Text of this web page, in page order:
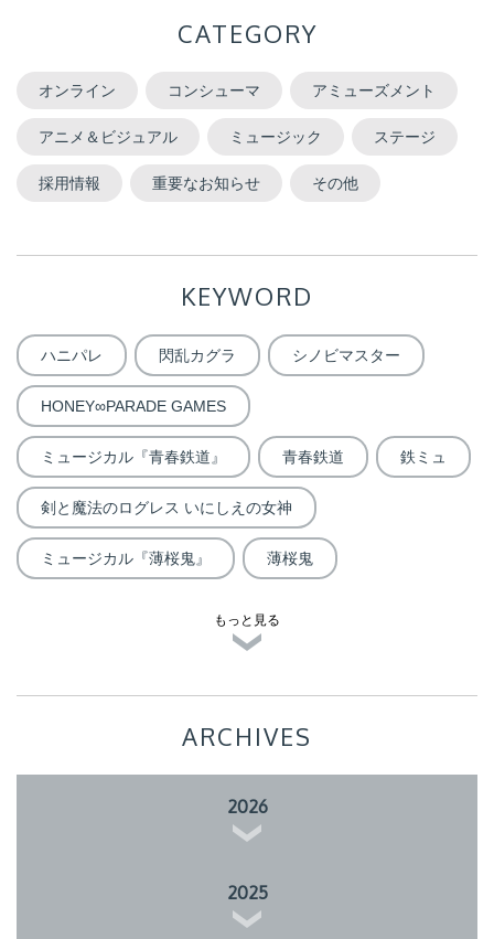
CATEGORY
オンライン コンシューマ アミューズメント
アニメ＆ビジュアル ミュージック ステージ
採用情報 重要なお知らせ その他
KEYWORD
ハニパレ 閃乱カグラ シノビマスター
HONEY∞PARADE GAMES
ミュージカル『青春鉄道』 青春鉄道 鉄ミュ
剣と魔法のログレス いにしえの女神
ミュージカル『薄桜鬼』 薄桜鬼
もっと見る
ARCHIVES
2026
2025